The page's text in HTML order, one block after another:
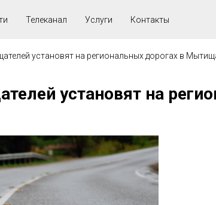
Телеканал Услуги Контакты
установят на региональных дорогах в
установят на